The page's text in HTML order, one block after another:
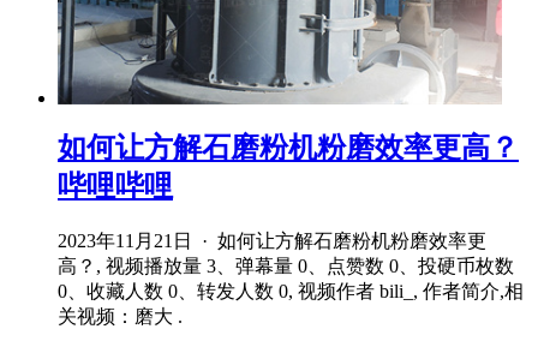
如何让方解石磨粉机粉磨效率更高？
哔哩哔哩
2023年11月21日 · 如何让方解石磨粉机粉磨效率更
高？, 视频播放量 3、弹幕量 0、点赞数 0、投硬币枚数
0、收藏人数 0、转发人数 0, 视频作者 bili_, 作者简介,相
关视频：磨大 .